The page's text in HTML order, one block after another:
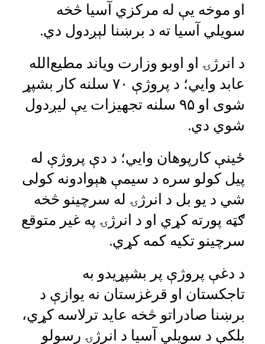
او موخه یې له مرکزي آسیا څخه
سویلي آسیا ته د برښنا لېږدول دي.
د انرژۍ او اوبو وزارت ویاند مطیع‌الله
عابد وايي؛ د پروژې ۷۰ سلنه کار بشپړ
شوی او ۹۵ سلنه تجهیزات یې لیږدول
شوي دي.
ځینې کارپوهان وايي؛ د دې پروژې له
پیل کولو سره د سیمې هېوادونه کولی
شي د یو بل د انرژۍ له سرچینو څخه
ګټه پورته کړي او د انرژۍ په غیر متوقع
سرچینو تکیه کمه کړي.
د دغې پروژې پر بشپړیدو به
تاجکستان او قرغزستان نه یوازې د
برښنا صادراتو څخه عاید ترلاسه کړي،
بلکې د سویلي آسیا د انرژۍ رسولو